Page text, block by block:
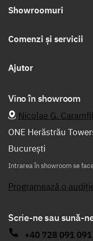
Showroomuri
Comenzi și servicii
Ajutor
Vino în showroom
Nicolae G.
ONE Herăstrău
București
Intrarea în showroom se
Programează o
Scrie-ne sau sună-
+40 728 091 091